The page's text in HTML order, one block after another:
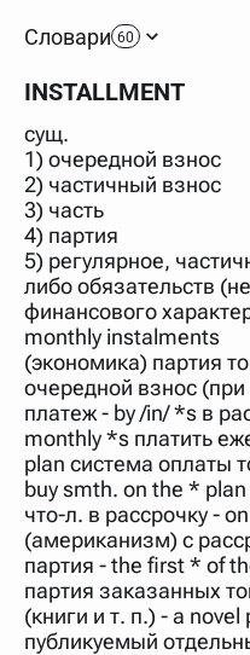
которого интересует.
варианты по начальным
вариантов, откроется
Если точное написание
кроссворде),
подстановочным знаком
неизвестных букв —
с вариантами работать
нужно будет нажать на
Для более сложных
указывать несколько
написать в строке
"Найти", выведутся все
Пушкине, но не о городе.
В сложных запросах
неизвестные буквы.
слово "***м***ов", в
Пишем в Reword первым
через пробел "поэт".
кавычек). Нажимаем
"Лермонтов" и не только.
Порядок словарей можно
словарь вверх или вниз
названия словаря.
словари.
Словари 60
INSTALLMENT
сущ.
1) очередной взнос
2) частичный взнос
3) часть
4) партия
5) регулярное,
либо обязательств
финансового
monthly instalments
(экономика) партия
очередной взнос
платеж - by /in/ *s в
monthly *s платить
plan система оплаты
buy smth. on the *
что-л. в рассрочку -
(американизм) с
партия - the first * of
партия заказанных
(книги и т. п.) - a
публикуемый